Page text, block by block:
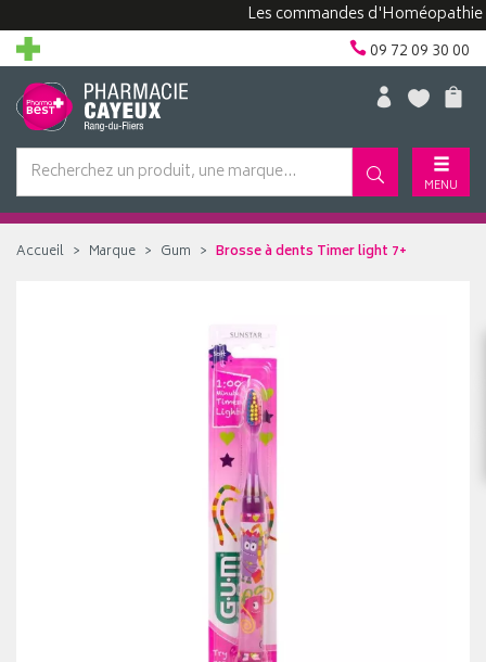
Les commandes d'Homéopathie
09 72 09 30 00
MENU
Accueil Marque Gum Brosse à dents Timer light 7+